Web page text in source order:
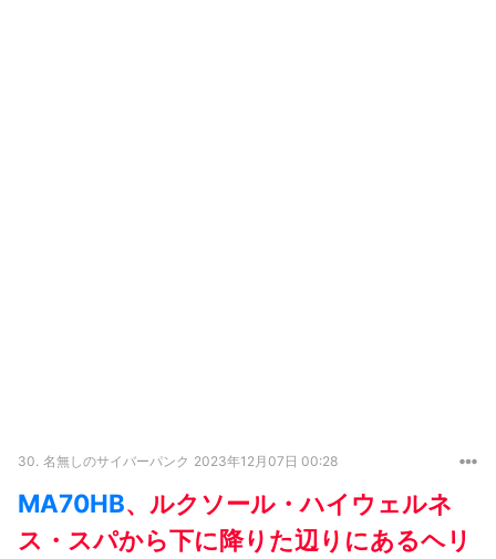
30. 名無しのサイバーパンク 2023年12月07日 00:28
MA70HB、ルクソール・ハイウェルネ
ス・スパから下に降りた辺りにあるヘリ